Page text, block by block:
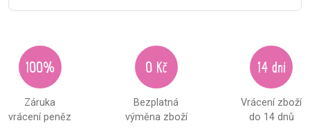
100%
Záruka
vrácení peněz
0 Kč
Bezplatná
výměna zboží
14 dní
Vrácení zboží
do 14 dnů